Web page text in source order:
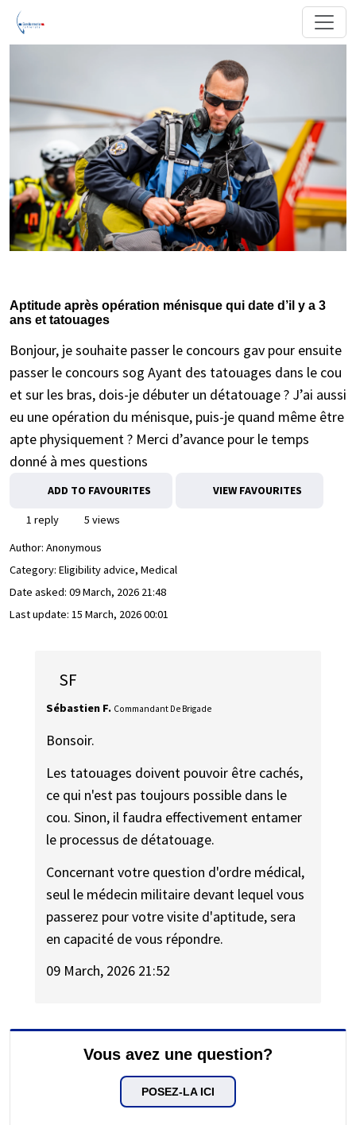
Aptitude après opération ménisque qui date d’il y a 3
ans et tatouages
Bonjour, je souhaite passer le concours gav pour ensuite
passer le concours sog Ayant des tatouages dans le cou
et sur les bras, dois-je débuter un détatouage ? J’ai aussi
eu une opération du ménisque, puis-je quand même être
apte physiquement ? Merci d’avance pour le temps
donné à mes questions
ADD TO FAVOURITES VIEW FAVOURITES
1 reply
5 views
Author: Anonymous
Category: Eligibility advice, Medical
Date asked: 09 March, 2026 21:48
Last update: 15 March, 2026 00:01
SF
Sébastien F. Commandant De Brigade
Bonsoir.
Les tatouages doivent pouvoir être cachés,
ce qui n'est pas toujours possible dans le
cou. Sinon, il faudra effectivement entamer
le processus de détatouage.
Concernant votre question d'ordre médical,
seul le médecin militaire devant lequel vous
passerez pour votre visite d'aptitude, sera
en capacité de vous répondre.
09 March, 2026 21:52
Vous avez une question?
POSEZ-LA ICI